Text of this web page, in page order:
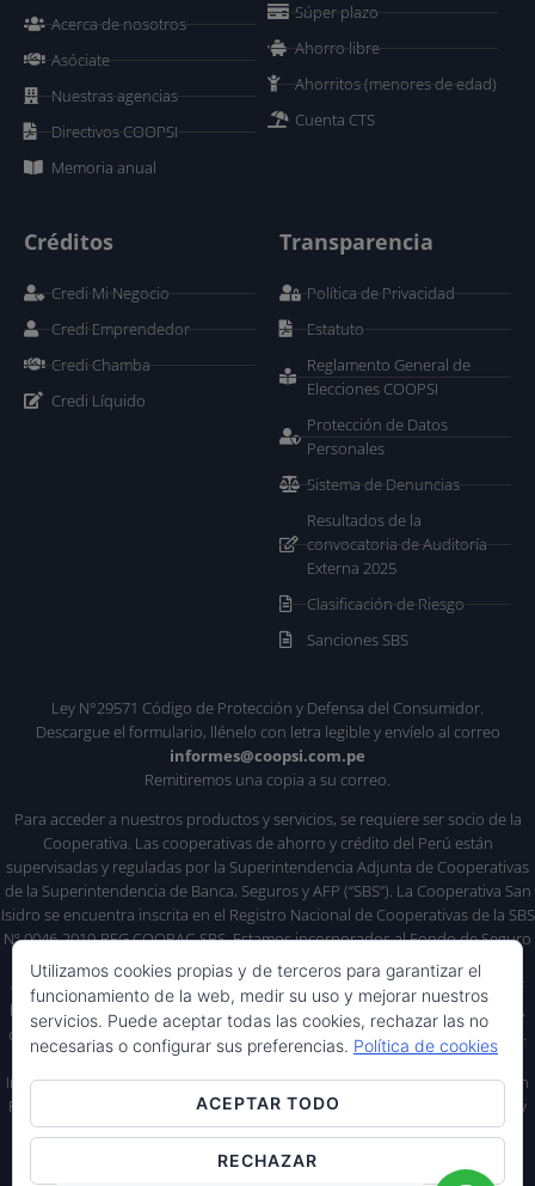
Acerca de nosotros
Asóciate
Nuestras agencias
Directivos COOPSI
Memoria anual
Súper plazo
Ahorro libre
Ahorritos (menores de edad)
Cuenta CTS
Créditos
Credi Mi Negocio
Credi Emprendedor
Credi Chamba
Credi Líquido
Transparencia
Política de Privacidad
Estatuto
Reglamento General de
Elecciones COOPSI
Protección de Datos
Personales
Sistema de Denuncias
Resultados de la
convocatoria de Auditoría
Externa 2025
Clasificación de Riesgo
Sanciones SBS
Ley N°29571 Código de Protección y Defensa del Consumidor.
Descargue el formulario, llénelo con letra legible y envíelo al correo
informes@coopsi.com.pe
Remitiremos una copia a su correo.
Para acceder a nuestros productos y servicios, se requiere ser socio de la
Cooperativa. Las cooperativas de ahorro y crédito del Perú están
supervisadas y reguladas por la Superintendencia Adjunta de Cooperativas
de la Superintendencia de Banca, Seguros y AFP (“SBS”). La Cooperativa San
Isidro se encuentra inscrita en el Registro Nacional de Cooperativas de la SBS
Nº 0046-2019-REG.COOPAC-SBS. Estamos incorporados al Fondo de Seguro
de Depósitos Cooperativo (FSDC); los depósitos de nuestros socios
como los
intereses generados , se encuentran respaldados
por el FSDC
hasta por un
monto máximo de S/ 10,000.00 (Diez mil soles) por socio,
conforme a lo establecido en el artículo 13-A del Reglamento del FSDC .
La Cooperativa no capta recursos del público opera solo con sus socios.
Información difundida según lo indicado en la Vigésimo Cuarta Disposición
Final Complementaria de la Ley No. 26702, modificada por Ley No. 30822, y
Resolución SBS No. 3274-2017 y sus modificatorias.
Utilizamos cookies propias y de terceros para garantizar el
funcionamiento de la web, medir su uso y mejorar nuestros
servicios. Puede aceptar todas las cookies, rechazar las no
necesarias o configurar sus preferencias. Política de cookies
ACEPTAR TODO
RECHAZAR